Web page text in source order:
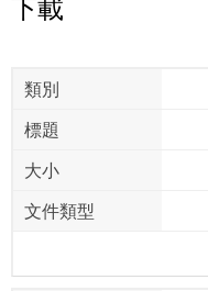
下載